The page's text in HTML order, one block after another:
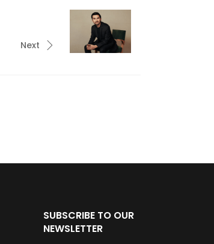
Next
SUBSCRIBE TO OUR
NEWSLETTER